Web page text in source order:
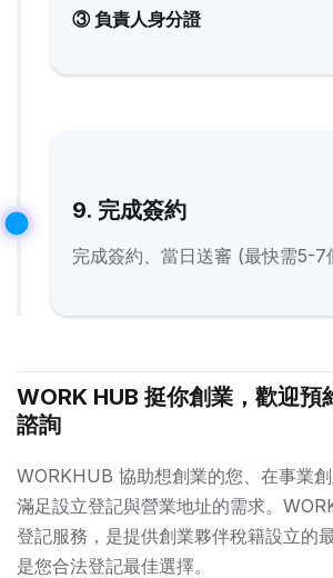
③ 負責人身分證
9. 完成簽約
完成簽約、當日送審 (最快需5-7
WORK HUB 挺你創業，歡迎預
諮詢
WORKHUB 協助想創業的您、在事業
滿足設立登記與營業地址的需求。
登記服務，是提供創業夥伴稅籍設立的
是您合法登記最佳選擇。